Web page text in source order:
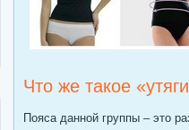
Что же такое
Пояса данной группы – это